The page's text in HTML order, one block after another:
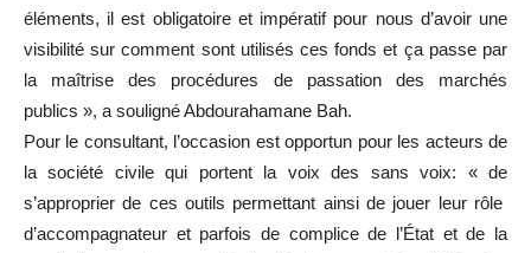
éléments, il est obligatoire et impératif pour nous d’avoir une
visibilité sur comment sont utilisés ces fonds et ça passe par
la maîtrise des procédures de passation des marchés
publics », a souligné Abdourahamane Bah.
Pour le consultant, l’occasion est opportun pour les acteurs de
la société civile qui portent la voix des sans voix: « de
s’approprier de ces outils permettant ainsi de jouer leur rôle
d’accompagnateur et parfois de complice de l’État et de la